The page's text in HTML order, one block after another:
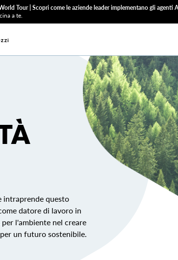
Tour | Scopri come le aziende leader implementano gli agenti
a te.
intraprende questo
datore di lavoro in
l'ambiente nel creare
un futuro sostenibile.